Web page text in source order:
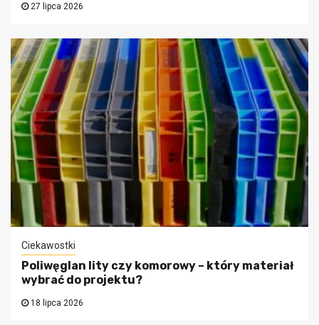
27 lipca 2026
Ciekawostki
Poliwęglan lity czy komorowy – który materiał
wybrać do projektu?
18 lipca 2026